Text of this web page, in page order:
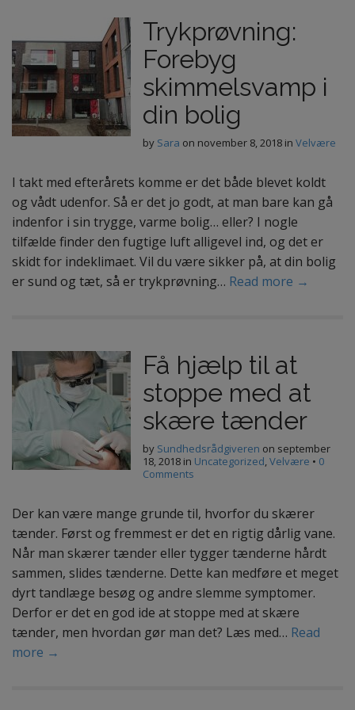
Trykprøvning:
Forebyg
skimmelsvamp i
din bolig
by Sara on november 8, 2018 in Velvære
I takt med efterårets komme er det både blevet koldt
og vådt udenfor. Så er det jo godt, at man bare kan gå
indenfor i sin trygge, varme bolig… eller? I nogle
tilfælde finder den fugtige luft alligevel ind, og det er
skidt for indeklimaet. Vil du være sikker på, at din bolig
er sund og tæt, så er trykprøvning… Read more →
Få hjælp til at
stoppe med at
skære tænder
by Sundhedsrådgiveren on september
18, 2018 in Uncategorized,Velvære • 0
Comments
Der kan være mange grunde til, hvorfor du skærer
tænder. Først og fremmest er det en rigtig dårlig vane.
Når man skærer tænder eller tygger tænderne hårdt
sammen, slides tænderne. Dette kan medføre et meget
dyrt tandlæge besøg og andre slemme symptomer.
Derfor er det en god ide at stoppe med at skære
tænder, men hvordan gør man det? Læs med… Read
more →